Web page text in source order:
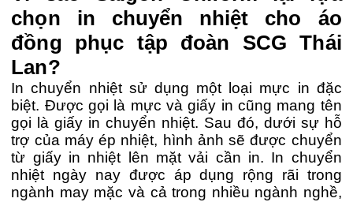
chọn in chuyển nhiệt cho áo
đồng phục tập đoàn SCG Thái
Lan?
In chuyển nhiệt sử dụng một loại mực in đặc
biệt. Được gọi là mực và giấy in cũng mang tên
gọi là giấy in chuyển nhiệt. Sau đó, dưới sự hỗ
trợ của máy ép nhiệt, hình ảnh sẽ được chuyển
từ giấy in nhiệt lên mặt vải cần in. In chuyển
nhiệt ngày nay được áp dụng rộng rãi trong
ngành may mặc và cả trong nhiều ngành nghề,